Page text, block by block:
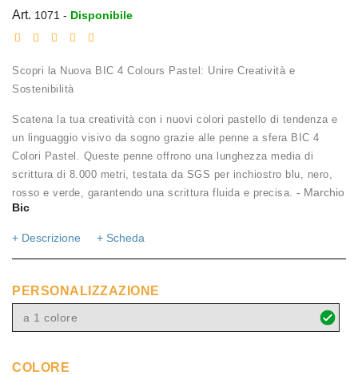
Art. 1071 - Disponibile
Scopri la Nuova BIC 4 Colours Pastel: Unire Creatività e
Sostenibilità
Scatena la tua creatività con i nuovi colori pastello di tendenza e
un linguaggio visivo da sogno grazie alle penne a sfera BIC 4
Colori Pastel. Queste penne offrono una lunghezza media di
scrittura di 8.000 metri, testata da SGS per inchiostro blu, nero,
rosso e verde, garantendo una scrittura fluida e precisa. - Marchio
Bic
+ Descrizione + Scheda
PERSONALIZZAZIONE
a 1 colore
COLORE